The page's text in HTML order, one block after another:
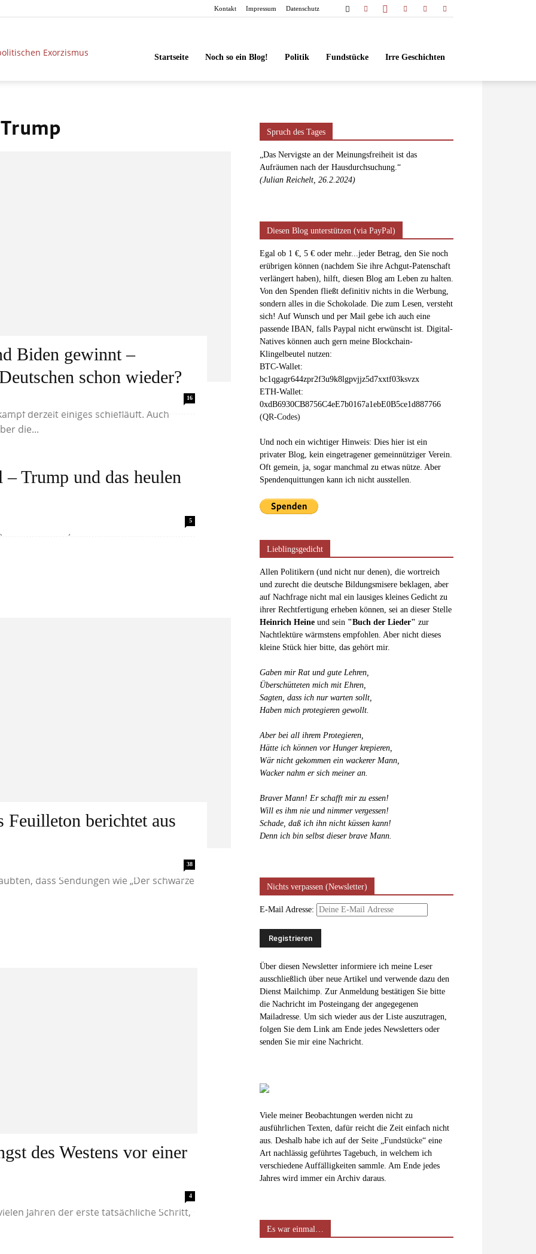
Kontakt Impressum Datenschutz
Startseite Noch so ein Blog! Politik Fundstücke Irre Geschichten
Biden gewinnt –
schon wieder?
16
hat wohl inzwischen
derzeit einiges schiefläuft. Auch
die...
Trump und das heulen
5
wieder das Gleiche zu tun und
Feuilleton berichtet aus
38
Schnitzlers Es muss in der DDR
dass Sendungen wie „Der schwarze
des Westens vor einer
4
die amerikanische Botschaft von Tel Aviv
Jahren der erste tatsächliche Schritt,
Spruch des Tages
„Das Nervigste an der Meinungsfreiheit ist das
Aufräumen nach der Hausdurchsuchung.“
(Julian Reichelt, 26.2.2024)
Diesen Blog unterstützen (via PayPal)
Egal ob 1 €, 5 € oder mehr...jeder Betrag, den Sie noch
erübrigen können (nachdem Sie ihre Achgut-Patenschaft
verlängert haben), hilft, diesen Blog am Leben zu halten.
Von den Spenden fließt definitiv nichts in die Werbung,
sondern alles in die Schokolade. Die zum Lesen, versteht
sich! Auf Wunsch und per Mail gebe ich auch eine
passende IBAN, falls Paypal nicht erwünscht ist. Digital-
Natives können auch gern meine Blockchain-
Klingelbeutel nutzen:
BTC-Wallet:
bc1qgagr644zpr2f3u9k8lgpvjjz5d7xxtf03ksvzx
ETH-Wallet:
0xdB6930CB8756C4eE7b0167a1ebE0B5ce1d887766
(QR-Codes)
Und noch ein wichtiger Hinweis: Dies hier ist ein
privater Blog, kein eingetragener gemeinnütziger Verein.
Oft gemein, ja, sogar manchmal zu etwas nütze. Aber
Spendenquittungen kann ich nicht ausstellen.
Lieblingsgedicht
Allen Politikern (und nicht nur denen), die wortreich
und zurecht die deutsche Bildungsmisere beklagen, aber
auf Nachfrage nicht mal ein lausiges kleines Gedicht zu
ihrer Rechtfertigung erheben können, sei an dieser Stelle
Heinrich Heine und sein "Buch der Lieder" zur
Nachtlektüre wärmstens empfohlen. Aber nicht dieses
kleine Stück hier bitte, das gehört mir.
Gaben mir Rat und gute Lehren,
Überschütteten mich mit Ehren,
Sagten, dass ich nur warten sollt,
Haben mich protegieren gewollt.
Aber bei all ihrem Protegieren,
Hätte ich können vor Hunger krepieren,
Wär nicht gekommen ein wackerer Mann,
Wacker nahm er sich meiner an.
Braver Mann! Er schafft mir zu essen!
Will es ihm nie und nimmer vergessen!
Schade, daß ich ihn nicht küssen kann!
Denn ich bin selbst dieser brave Mann.
Nichts verpassen (Newsletter)
E-Mail Adresse:
Über diesen Newsletter informiere ich meine Leser
ausschließlich über neue Artikel und verwende dazu den
Dienst Mailchimp. Zur Anmeldung bestätigen Sie bitte
die Nachricht im Posteingang der angegegenen
Mailadresse. Um sich wieder aus der Liste auszutragen,
folgen Sie dem Link am Ende jedes Newsletters oder
senden Sie mir eine Nachricht.
Viele meiner Beobachtungen werden nicht zu
ausführlichen Texten, dafür reicht die Zeit einfach nicht
aus. Deshalb habe ich auf der Seite „Fundstücke“ eine
Art nachlässig geführtes Tagebuch, in welchem ich
verschiedene Auffälligkeiten sammle. Am Ende jedes
Jahres wird immer ein Archiv daraus.
Es war einmal…